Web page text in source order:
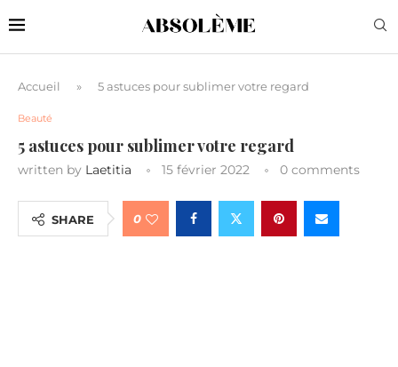
Accueil » 5 astuces pour sublimer votre regard
Beauté
5 astuces pour sublimer votre regard
written by Laetitia 15 février 2022 0 comments
SHARE 0